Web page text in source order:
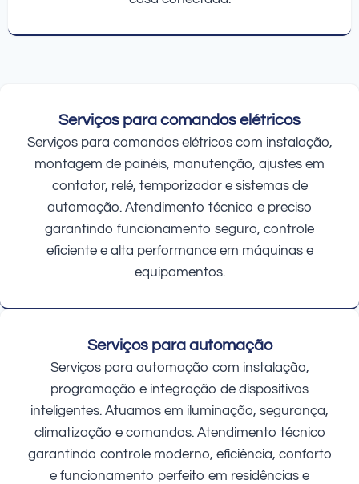
Serviços para comandos elétricos
Serviços para comandos elétricos com instalação,
montagem de painéis, manutenção, ajustes em
contator, relé, temporizador e sistemas de
automação. Atendimento técnico e preciso
garantindo funcionamento seguro, controle
eficiente e alta performance em máquinas e
equipamentos.
Serviços para automação
Serviços para automação com instalação,
programação e integração de dispositivos
inteligentes. Atuamos em iluminação, segurança,
climatização e comandos. Atendimento técnico
garantindo controle moderno, eficiência, conforto
e funcionamento perfeito em residências e